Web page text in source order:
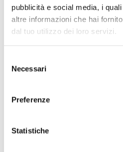
pubblicità e social media, i
altre informazioni che hai
dal tuo utilizzo dei loro servizi.
delNecessari
Preferenze
Statistiche
E-MAIL *
AZIENDA
FUNZIONE AZIENDALE